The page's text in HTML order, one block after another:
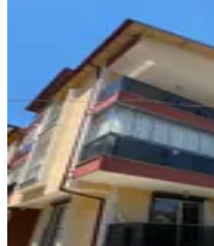
Satılık 5+1
Krediye
Merkez, Gülcü
5+2·150 m²·
6.350.000 ₺
AVCULAR EMLAK